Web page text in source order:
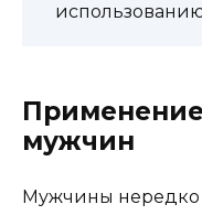
мужчин
Мужчины нередко